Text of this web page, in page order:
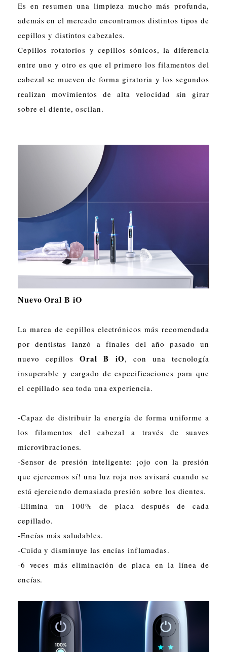
Es en resumen una limpieza mucho más profunda,
además en el mercado encontramos distintos tipos de
cepillos y distintos cabezales.
Cepillos rotatorios y cepillos sónicos, la diferencia
entre uno y otro es que el primero los filamentos del
cabezal se mueven de forma giratoria y los segundos
realizan movimientos de alta velocidad sin girar
sobre el diente, oscilan.
Nuevo Oral B iO
La marca de cepillos electrónicos más recomendada
por dentistas lanzó a finales del año pasado un
nuevo cepillosOral B iO, con una tecnología
insuperable y cargado de especificaciones para que
el cepillado sea toda una experiencia.
-Capaz de distribuir la energía de forma uniforme a
los filamentos del cabezal a través de suaves
microvibraciones.
-Sensor de presión inteligente: ¡ojo con la presión
que ejercemos sí! una luz roja nos avisará cuando se
está ejerciendo demasiada presión sobre los dientes.
-Elimina un 100% de placa después de cada
cepillado.
-Encías más saludables.
-Cuida y disminuye las encías inflamadas.
-6 veces más eliminación de placa en la línea de
encías.